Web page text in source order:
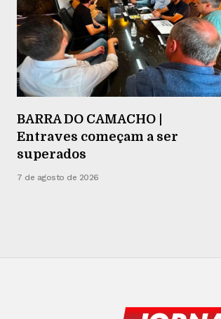
BARRA DO CAMACHO |
Entraves começam a ser
superados
7 de agosto de 2026